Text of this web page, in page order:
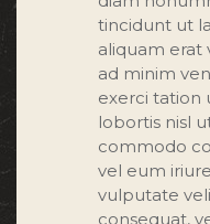
tincidunt ut
aliquam erat
ad minim
exerci tation
lobortis nisl
commodo
vel eum
vulputate
consequat,